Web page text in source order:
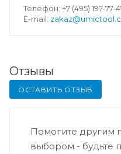
Телефон: +7 (495) 197-77-
E-mail:
Отзывы
ОСТАВИТЬ ОТЗЫВ
Помогите другим
выбором - будьте